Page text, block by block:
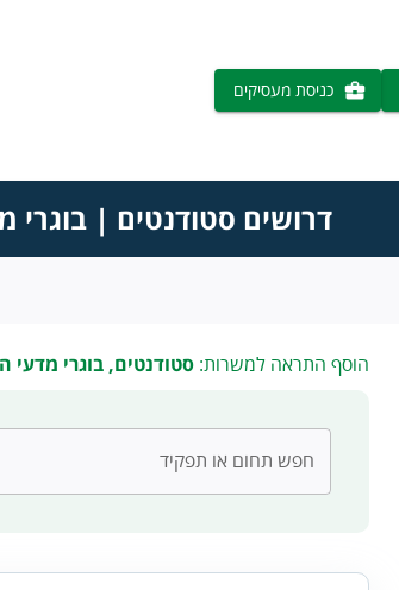
כניסת מעסיקים
דרושים סטודנטים |
הוסף התראה למשרות: סטודנטים, בוגרי
חפש תחום או תפקיד